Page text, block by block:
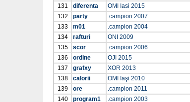
131
diferenta OMI Iasi 2015
132
party .campion 2007
133
m01 .campion 2004
134
rafturi ONI 2009
135
scor .campion 2006
136
ordine OJI 2015
137
grafxy XOR 2013
138
calorii OMI Iaşi 2010
139
ore .campion 2011
140
program1 .campion 2003